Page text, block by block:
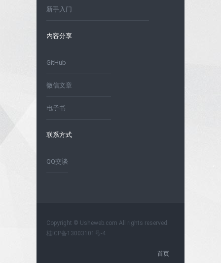
新手入门
内容分享
GitHub
微信文章
电子书
联系方式
QQ交谈
Copyright © Usheweb.com All rights reserved.
桂ICP备13003101号-4
首页